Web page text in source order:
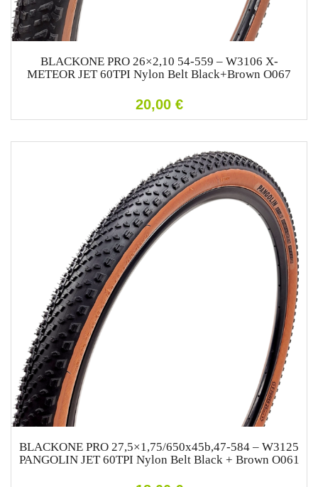
BLACKONE PRO 26×2,10 54-559 – W3106 X-
METEOR JET 60TPI Nylon Belt Black+Brown O067
20,00 €
BLACKONE PRO 27,5×1,75/650x45b,47-584 – W3125
PANGOLIN JET 60TPI Nylon Belt Black + Brown O061